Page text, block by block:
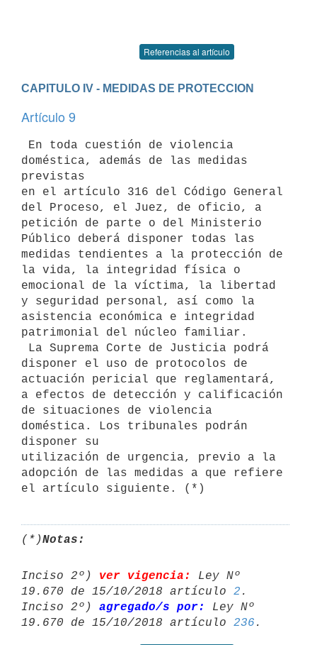
Referencias al artículo
CAPITULO IV - MEDIDAS DE PROTECCION
Artículo 9
doméstica, además de las medidas
previstas
en el artículo 316 del Código General
del Proceso, el Juez, de oficio, a
petición de parte o del Ministerio
Público deberá disponer todas las
medidas tendientes a la protección de
la vida, la integridad física o
emocional de la víctima, la libertad
y seguridad personal, así como la
asistencia económica e integridad
patrimonial del núcleo familiar.
disponer el uso de protocolos de
actuación pericial que reglamentará,
a efectos de detección y calificación
de situaciones de violencia
doméstica. Los tribunales podrán
disponer su
utilización de urgencia, previo a la
adopción de las medidas a que refiere
el artículo siguiente. (*)
(*)Notas:
Inciso 2º) ver vigencia:
Ley Nº
19.670 de 15/10/2018 artículo 2 .
Inciso 2º) agregado/s por:
Ley Nº
19.670 de 15/10/2018 artículo 236